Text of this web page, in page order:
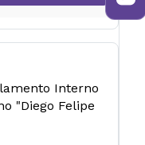
Interno
"Diego Felipe